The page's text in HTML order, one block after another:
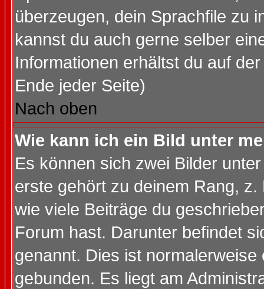
überzeugen, dein Sprachfile zu
kannst du auch gerne selber
Informationen erhältst du auf
Ende jeder Seite)
Nach oben
Wie kann ich ein Bild unter
Es können sich zwei Bilder
erste gehört zu deinem Rang,
wie viele Beiträge du
Forum hast. Darunter befindet
genannt. Dies ist
gebunden. Es liegt am